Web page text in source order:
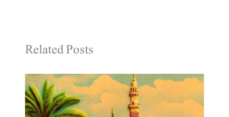
Related Posts